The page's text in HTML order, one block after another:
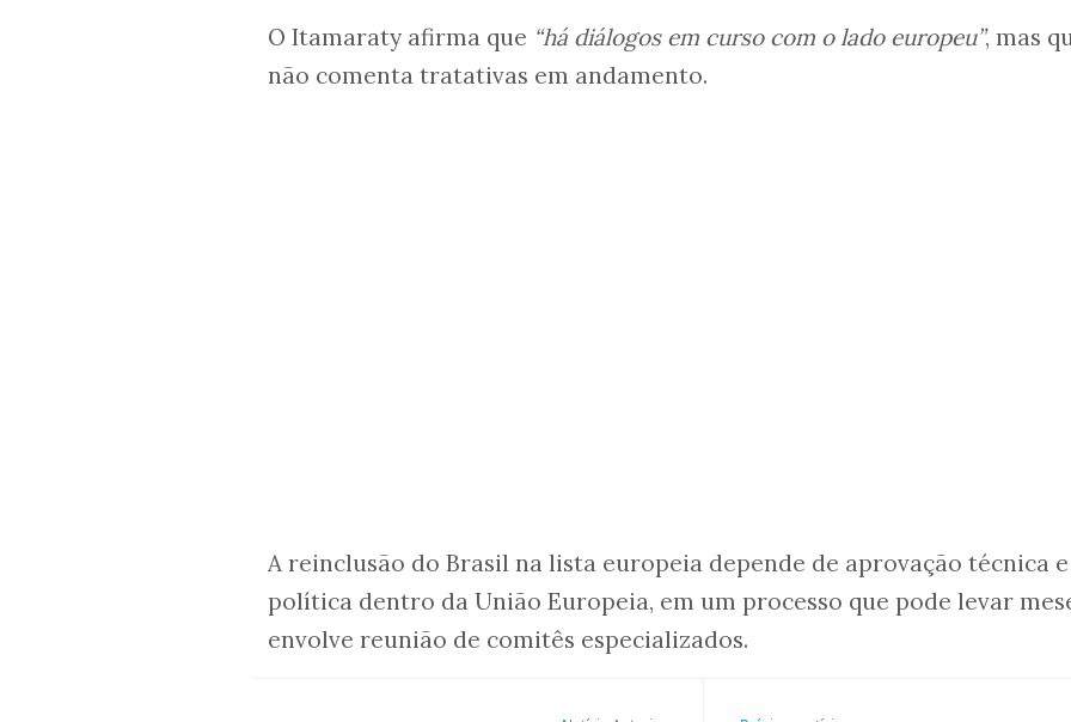
O Itamaraty afirma que “há diálogos em curso com o lado europeu”, mas
não comenta tratativas em andamento.
A reinclusão do Brasil na lista europeia depende de aprovação técnica e
política dentro da União Europeia, em um processo que pode levar
envolve reunião de comitês especializados.